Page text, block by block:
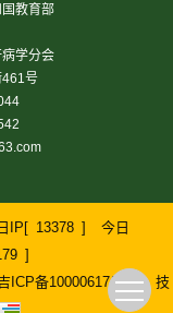
教育部
学分会
461号
IP[ 13378 ]
今日
]
ICP备10000617号-1
技